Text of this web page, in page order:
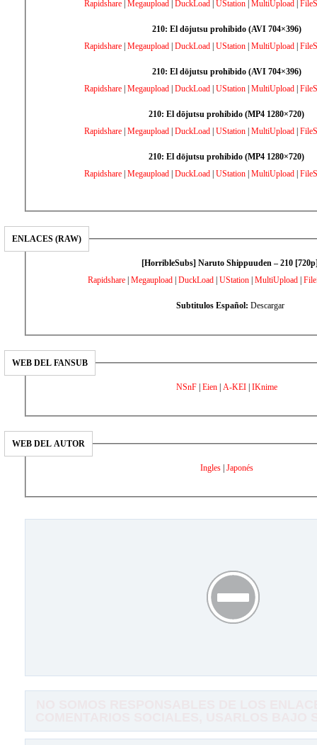
Rapidshare| Megaupload| DuckLoad| UStation| MultiUpload|
210: El dōjutsu prohibido (AVI 704×396)
Rapidshare| Megaupload| DuckLoad| UStation| MultiUpload|
210: El dōjutsu prohibido (AVI 704×396)
Rapidshare| Megaupload| DuckLoad| UStation| MultiUpload|
210: El dōjutsu prohibido (MP4 1280×720)
Rapidshare| Megaupload| DuckLoad| UStation| MultiUpload|
210: El dōjutsu prohibido (MP4 1280×720)
Rapidshare| Megaupload| DuckLoad| UStation| MultiUpload|
ENLACES (RAW)
[HorribleSubs] Naruto Shippuuden – 210
Rapidshare| Megaupload| DuckLoad| UStation| MultiUpload|
Subtitulos Español: Descargar
WEB DEL FANSUB
NSnF| Eien| A-KEI| IKnime
WEB DEL AUTOR
Ingles Japonés